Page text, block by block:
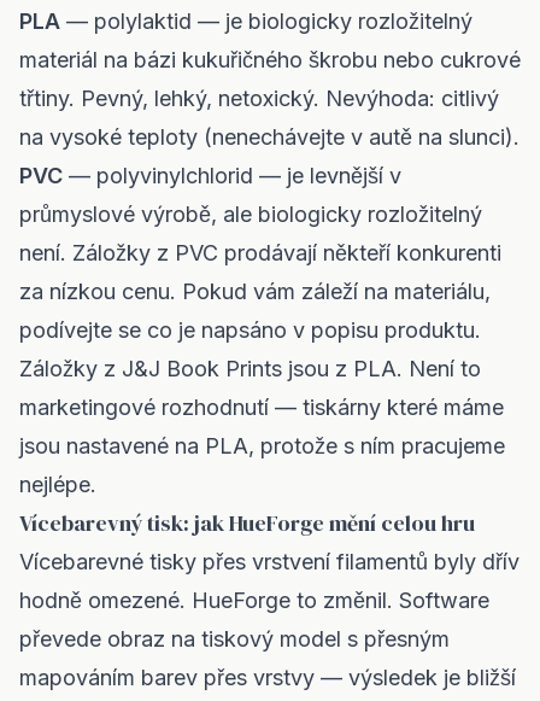
PLA — polylaktid — je biologicky rozložitelný
materiál na bázi kukuřičného škrobu nebo cukrové
třtiny. Pevný, lehký, netoxický. Nevýhoda: citlivý
na vysoké teploty (nenechávejte v autě na slunci).
PVC — polyvinylchlorid — je levnější v
průmyslové výrobě, ale biologicky rozložitelný
není. Záložky z PVC prodávají někteří konkurenti
za nízkou cenu. Pokud vám záleží na materiálu,
podívejte se co je napsáno v popisu produktu.
Záložky z J&J Book Prints jsou z PLA. Není to
marketingové rozhodnutí — tiskárny které máme
jsou nastavené na PLA, protože s ním pracujeme
nejlépe.
Vícebarevný tisk: jak HueForge mění celou hru
Vícebarevné tisky přes vrstvení filamentů byly dřív
hodně omezené. HueForge to změnil. Software
převede obraz na tiskový model s přesným
mapováním barev přes vrstvy — výsledek je bližší